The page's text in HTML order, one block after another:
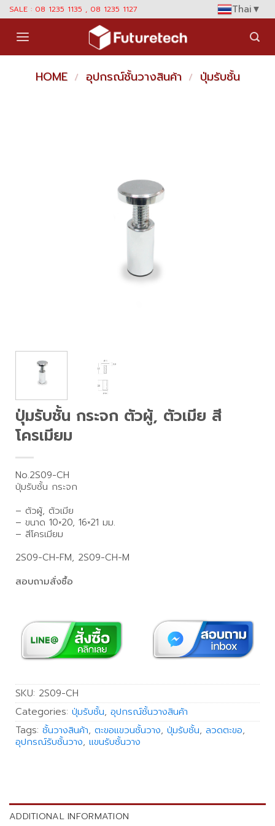
Skip
content
SALE : 08 1235 1135 , 08 1235 1127 Thai▼
HOME / อุปกรณ์ชั้นวางสินค้า / ปุ่มรับชั้น
ปุ่มรับชั้น กระจก ตัวผู้, ตัวเมีย สี
โครเมียม
No.2S09-CH
ปุ่มรับชั้น กระจก
– ตัวผู้, ตัวเมีย
– ขนาด 10×20, 16×21 มม.
– สีโครเมียม
2S09-CH-FM, 2S09-CH-M
สอบถามสั่งซื้อ
SKU: 2S09-CH
Categories: ปุ่มรับชั้น, อุปกรณ์ชั้นวางสินค้า
Tags: ชั้นวางสินค้า, ตะขอแขวนชั้นวาง, ปุ่มรับชั้น, ลวดตะขอ,
อุปกรณ์รับชั้นวาง, แขนรับชั้นวาง
ADDITIONAL INFORMATION